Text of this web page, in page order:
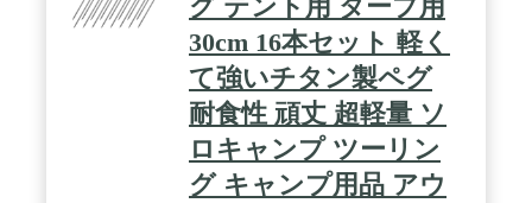
グ テント用 タープ用
30cm 16本セット 軽く
て強いチタン製ペグ
耐食性 頑丈 超軽量 ソ
ロキャンプ ツーリン
グ キャンプ用品 アウ